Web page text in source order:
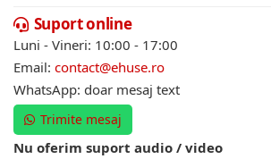
Suport online
Luni - Vineri: 10:00 - 17:00
Email: contact@ehuse.ro
WhatsApp: doar mesaj text
Trimite mesaj
Nu oferim suport audio / video